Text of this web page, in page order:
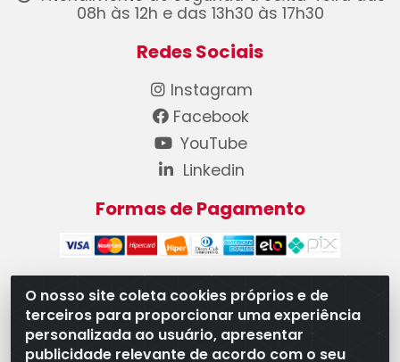
O nosso site coleta cookies próprios e de
terceiros para proporcionar uma experiência
personalizada ao usuário, apresentar
publicidade relevante de acordo com o seu
08h às 12h e das 13h30 às 17h30
Redes Sociais
Instagram
Facebook
YouTube
Linkedin
Formas de Pagamento
WB Componentes Automotivos LTDA - CNPJ
08.528.393/0001-12 - Rua do Níquel, 667 - Parque
Oeste Industrial, Goiânia/GO - CEP 74375-660